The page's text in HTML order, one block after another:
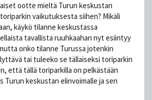
ootte mieltä Turun keskustan
vaikutuksesta siihen? Mikäli
käykö tilanne keskustassa
tavallista ruuhkaahan nyt esiintyy
onko tilanne Turussa jotenkin
tai tuleeko se tällaiseksi toriparkin
että tällä toriparkilla on pelkästään
Turun keskustan elinvoimalle ja sen